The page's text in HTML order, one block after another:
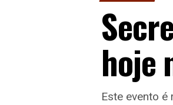
hoje
Este evento